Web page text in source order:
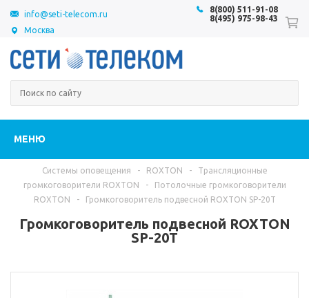
Москва
8(800) 511-91-08
8(495) 975-98-43
info@seti-telecom.ru
МЕНЮ
Системы оповещения - ROXTON -
Трансляционные
громкоговорители ROXTON
-
Потолочные громкоговорители
ROXTON
- Громкоговоритель подвесной ROXTON SP-20T
Громкоговоритель подвесной ROXTON
SP-20T